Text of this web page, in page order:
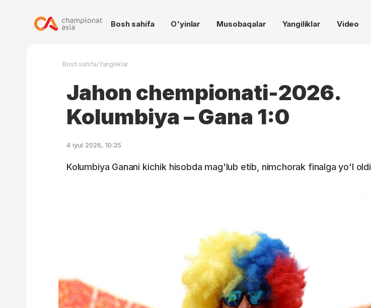
Bosh sahifa O'yinlar Musobaqalar Yangiliklar Video
Bosh sahifa/Yangiliklar
Jahon chempionati-2026.
Kolumbiya – Gana 1:0
4 iyul 2026, 10:35
Kolumbiya Ganani kichik hisobda mag'lub etib, nimchorak finalga yo'l oldi